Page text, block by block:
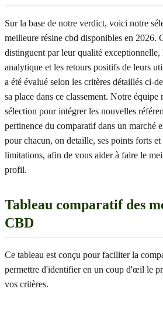
Sur la base de notre verdict, voici notre
meilleure résine cbd disponibles en 2026.
distinguent par leur qualité exceptionnelle,
analytique et les retours positifs de leurs
a été évalué selon les critères détaillés ci-
sa place dans ce classement. Notre équipe
sélection pour intégrer les nouvelles
pertinence du comparatif dans un marché
pour chacun, on detaille, ses points forts et
limitations, afin de vous aider à faire le
profil.
Tableau comparatif des
CBD
Ce tableau est conçu pour faciliter la
permettre d'identifier en un coup d'œil le
vos critères.